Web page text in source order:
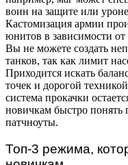
воин на защите или
Кастомизация армии
юнитов в зависимости
Вы не можете создать
танков, так как лимит
Приходится искать
точек и дорогой
система прокачки
новичкам быстро понять
патчноуты.
Топ-3 режима,